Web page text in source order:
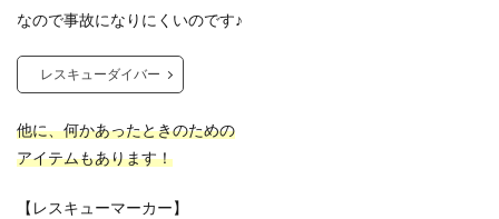
なので事故になりにくいのです♪
レスキューダイバー
他に、何かあったときのための
アイテムもあります！
【レスキューマーカー】